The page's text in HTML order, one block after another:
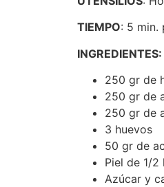
TIEMPO: 5 min.
INGREDIENTES:
250 gr de
250 gr de
250 gr de
3 huevos
50 gr de
Piel de 1/2
Azúcar y